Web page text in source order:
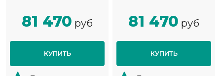
81 470 руб
КУПИТЬ
81 470 руб
КУПИТЬ